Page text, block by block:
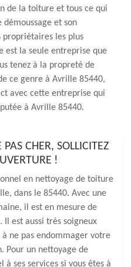
de la toiture et tous ce qui
et son
propriétaires les plus
est la seule entreprise que
tenez à la propreté de
ce genre à Avrille 85440,
avec cette entreprise qui
à Avrille 85440.
CHER, SOLLICITEZ
!
en nettoyage de toiture
dans le 85440. Avec une
il est en mesure de
est aussi très soigneux
ne pas endommager votre
Pour un nettoyage de
ses services si vous êtes à